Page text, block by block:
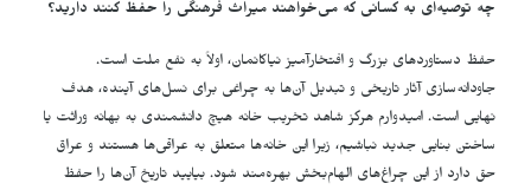
چه توصیه‌ای به کسانی که می‌خواهند میراث فرهنگی را حفظ کنند دارید؟
حفظ دستاوردهای بزرگ و افتخارآمیز نیاکانمان، اولاً به نفع ملت است.
جاودانه‌سازی آثار تاریخی و تبدیل آن‌ها به چراغی برای نسل‌های آینده، هدف
نهایی است. امیدوارم هرگز شاهد تخریب خانه هیچ دانشمندی به بهانه وراثت یا
ساختن بنایی جدید نباشیم، زیرا این خانه‌ها متعلق به عراقی‌ها هستند و عراق
حق دارد از این چراغ‌های الهام‌بخش بهره‌مند شود. بیایید تاریخ آن‌ها را حفظ